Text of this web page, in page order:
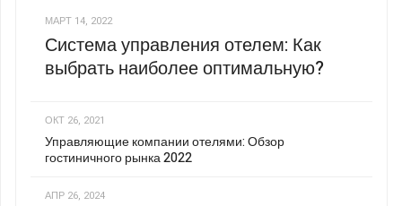
МАРТ 14, 2022
Система управления отелем: Как
выбрать наиболее оптимальную?
ОКТ 26, 2021
Управляющие компании отелями: Обзор
гостиничного рынка 2022
АПР 26, 2024